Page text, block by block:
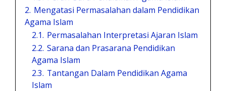
2. Mengatasi Permasalahan dalam Pendidikan
Agama Islam
2.1. Permasalahan Interpretasi Ajaran Islam
2.2. Sarana dan Prasarana Pendidikan
Agama Islam
2.3. Tantangan Dalam Pendidikan Agama
Islam